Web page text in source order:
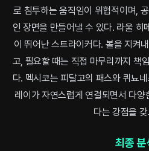
로 침투하는 움직임이 위협적이며,
인 장면을 만들어낼 수 있다. 라울 히
이 뛰어난 스트라이커다. 볼을 지켜
고, 필요할 때는 직접 마무리까지 책
다. 멕시코는 피달고의 패스와 퀴뇨
레이가 자연스럽게 연결되면서 다
다는 강점을
최종 분